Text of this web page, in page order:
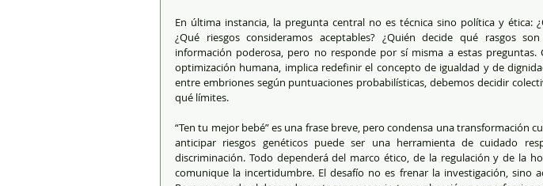
En última instancia, la pregunta central no es técnica sino política y ética:
¿Qué riesgos consideramos aceptables? ¿Quién decide qué rasgos
información poderosa, pero no responde por sí misma a estas preguntas.
optimización humana, implica redefinir el concepto de igualdad y de
entre embriones según puntuaciones probabilísticas, debemos decidir
qué límites.
“Ten tu mejor bebé” es una frase breve, pero condensa una transformación
anticipar riesgos genéticos puede ser una herramienta de cuidado
discriminación. Todo dependerá del marco ético, de la regulación y de la
comunique la incertidumbre. El desafío no es frenar la investigación, sino